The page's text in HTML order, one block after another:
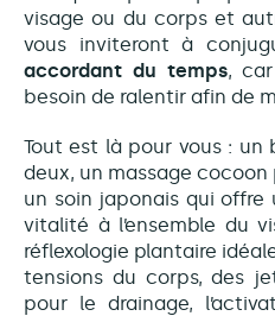
visage ou du corps et
vous inviteront à
accordant du temps,
besoin de ralentir afin de
Tout est là pour vous : un
deux, un massage
un soin japonais qui offre
vitalité à l’ensemble du
réflexologie plantaire
tensions du corps, des
pour le drainage,